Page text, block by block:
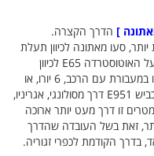
] הדרך הקצרה.
סעו מאתונה לכיוון תעלת
קורינטוס [ובקרו גם בתעלה], המשיכו משם על האוטוסטרדה E65 לכיוון
patras וחצו את הגשר בין rio ל interio או במעבורת עם הרכב, 6 יורו, או
על הגשר עצמו 13.5 יורו, משם הצפינו על כביש E951 דרך מסולונגי, אגריניו,
זו דרך מעט יותר ארוכה
זאת בשל העובדה שהדרך
בדרך הקודמת לכפרי זגוריה.